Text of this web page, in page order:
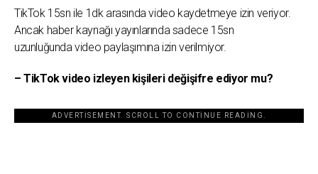
TikTok 15sn ile 1dk arasında video kaydetmeye izin veriyor.
Ancak haber kaynağı yayınlarında sadece 15sn
uzunluğunda video paylaşımına izin verilmiyor.
– TikTok video izleyen kişileri değişifre ediyor mu?
ADVERTISEMENT. SCROLL TO CONTINUE READING.